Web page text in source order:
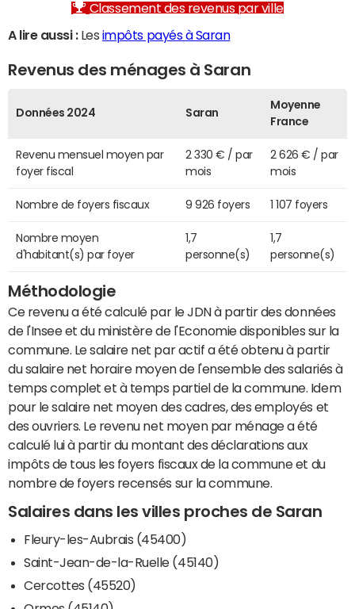
Classement des revenus par ville
A lire aussi :Les impôts payés à Saran
Revenus des ménages à Saran
Données 2024 Saran
Moyenne
France
Revenu mensuel moyen par
foyer fiscal
2 330 € / par
mois
2 626 € / par
mois
Nombre de foyers fiscaux 9 926 foyers 1 107 foyers
Nombre moyen
d'habitant(s) par foyer
1,7
personne(s)
1,7
personne(s)
Méthodologie
Ce revenu a été calculé par le JDN à partir des données
de l'Insee et du ministère de l'Economie disponibles sur la
commune. Le salaire net par actif a été obtenu à partir
du salaire net horaire moyen de l'ensemble des salariés à
temps complet et à temps partiel de la commune. Idem
pour le salaire net moyen des cadres, des employés et
des ouvriers. Le revenu net moyen par ménage a été
calculé lui à partir du montant des déclarations aux
impôts de tous les foyers fiscaux de la commune et du
nombre de foyers recensés sur la commune.
Salaires dans les villes proches de Saran
Fleury-les-Aubrais (45400)
Saint-Jean-de-la-Ruelle (45140)
Cercottes (45520)